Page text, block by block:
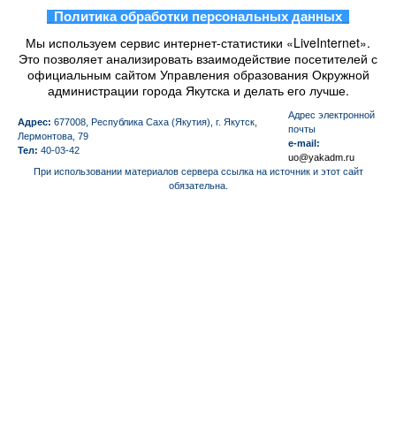
Политика обработки персональных данных
Мы используем сервис интернет-статистики «LiveInternet».
Это позволяет анализировать взаимодействие посетителей с
официальным сайтом Управления образования Окружной
администрации города Якутска и делать его лучше.
Адрес: 677008, Республика Саха (Якутия), г. Якутск,
Лермонтова, 79
Тел: 40-03-42
Aдрес электронной
почты
e-mail:
uo@yakadm.ru
При использовании материалов сервера ссылка на источник и этот сайт
обязательна.